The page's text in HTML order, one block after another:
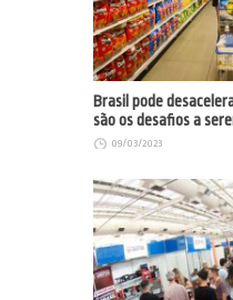
Brasil pode
são os desafios a
09/03/2023